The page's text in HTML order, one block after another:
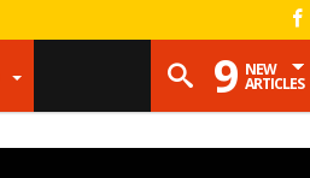
9 NEW
ARTICLES